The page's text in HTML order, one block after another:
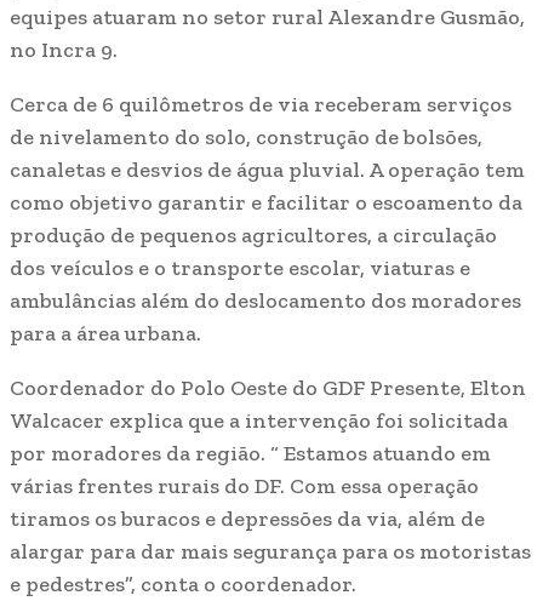
equipes atuaram no setor rural Alexandre Gusmão,
no Incra 9.
Cerca de 6 quilômetros de via receberam serviços
de nivelamento do solo, construção de bolsões,
canaletas e desvios de água pluvial. A operação tem
como objetivo garantir e facilitar o escoamento da
produção de pequenos agricultores, a circulação
dos veículos e o transporte escolar, viaturas e
ambulâncias além do deslocamento dos moradores
para a área urbana.
Coordenador do Polo Oeste do GDF Presente, Elton
Walcacer explica que a intervenção foi solicitada
por moradores da região. “ Estamos atuando em
várias frentes rurais do DF. Com essa operação
tiramos os buracos e depressões da via, além de
alargar para dar mais segurança para os motoristas
e pedestres”, conta o coordenador.